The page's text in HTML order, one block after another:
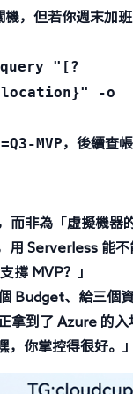
機，但若你週末加
"[?
-o
MVP，後續查
而非為「虛擬機器
用 Serverless 能不
撐 MVP？」
Budget、給三個
拿到了 Azure 的入
你掌控得很好。」